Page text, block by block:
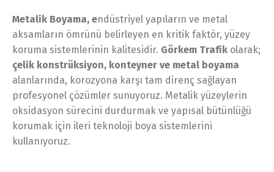
Metalik Boyama, endüstriyel yapıların ve metal
aksamların ömrünü belirleyen en kritik faktör, yüzey
koruma sistemlerinin kalitesidir. Görkem Trafik olarak;
çelik konstrüksiyon, konteyner ve metal boyama
alanlarında, korozyona karşı tam direnç sağlayan
profesyonel çözümler sunuyoruz. Metalik yüzeylerin
oksidasyon sürecini durdurmak ve yapısal bütünlüğü
korumak için ileri teknoloji boya sistemlerini
kullanıyoruz.